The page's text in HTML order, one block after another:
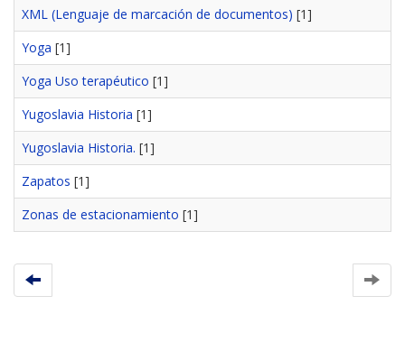
XML (Lenguaje de marcación de documentos) [1]
Yoga [1]
Yoga Uso terapéutico [1]
Yugoslavia Historia [1]
Yugoslavia Historia. [1]
Zapatos [1]
Zonas de estacionamiento [1]